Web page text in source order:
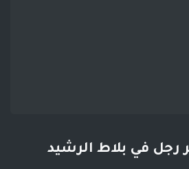
في بلاط الرشيد